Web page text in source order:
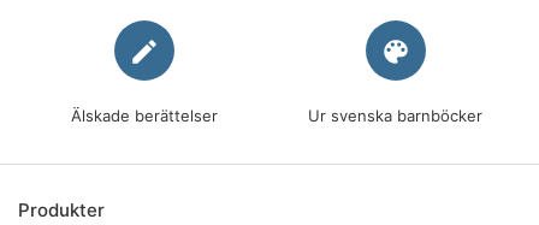
edit
Älskade berättelser
palette
Ur svenska barnböcker
Produkter